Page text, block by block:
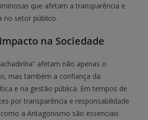
que afetam a transparência e
no setor público.
na Sociedade
afetam não apenas o
mas também a confiança da
e na gestão pública. Em tempos de
por transparência e responsabilidade
a Antagonismo são essenciais